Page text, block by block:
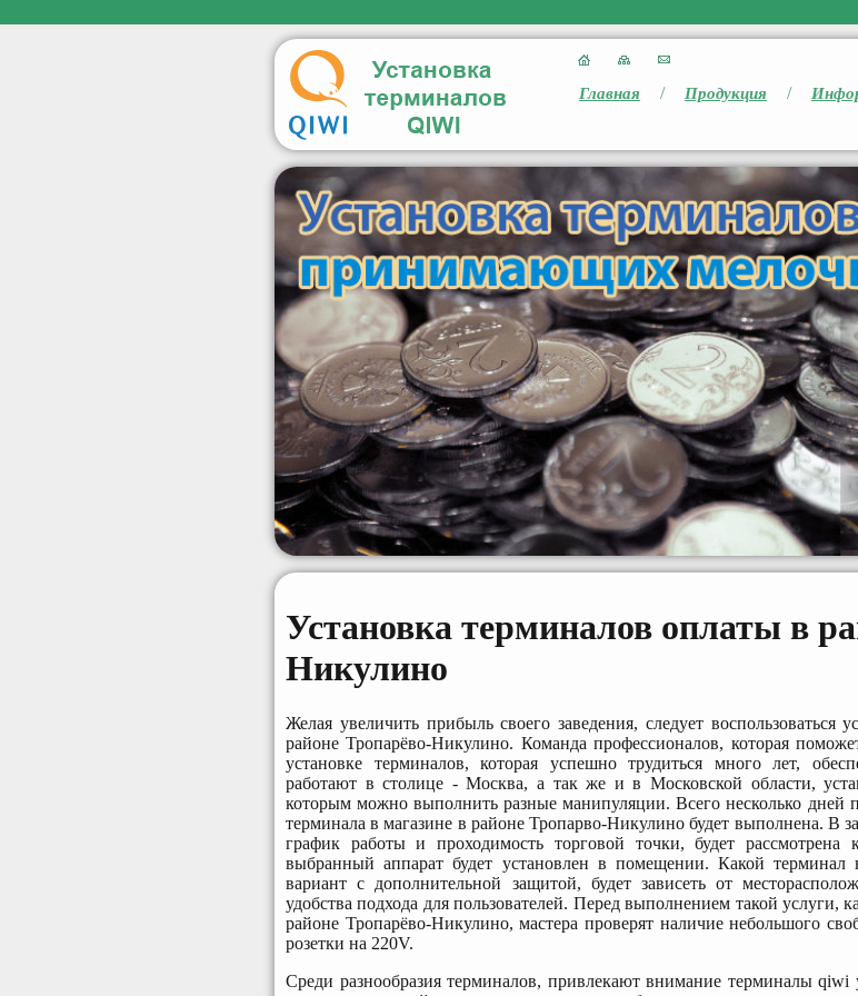
Главная / Продукция /
Установка терминалов оплаты в
Никулино
Желая увеличить прибыль своего заведения, следует воспользоваться
районе Тропарёво-Никулино. Команда профессионалов, которая
установке терминалов, которая успешно трудиться много лет,
работают в столице - Москва, а так же и в Московской области,
которым можно выполнить разные манипуляции. Всего несколько дней
терминала в магазине в районе Тропарво-Никулино будет выполнена. В
график работы и проходимость торговой точки, будет
выбранный аппарат будет установлен в помещении. Какой терминал
вариант с дополнительной защитой, будет зависеть от
удобства подхода для пользователей. Перед выполнением такой услуги,
районе Тропарёво-Никулино, мастера проверят наличие небольшого
розетки на 220V.
Среди разнообразия терминалов, привлекают внимание терминалы qiwi